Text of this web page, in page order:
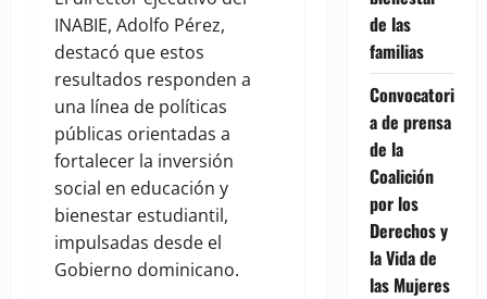
INABIE, Adolfo Pérez,
destacó que estos
resultados responden a
una línea de políticas
públicas orientadas a
fortalecer la inversión
social en educación y
bienestar estudiantil,
impulsadas desde el
Gobierno dominicano.
de las
familias
Convocatori
a de prensa
de la
Coalición
por los
Derechos y
la Vida de
las Mujeres